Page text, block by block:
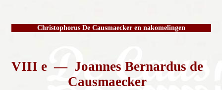
Christophorus De Causmaecker en nakomelingen
VIII e — Joannes Bernardus de
Causmaecker